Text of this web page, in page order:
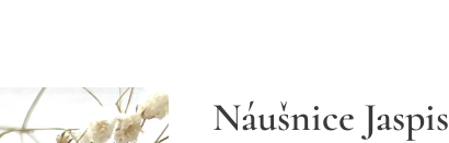
Náušnice Jaspis